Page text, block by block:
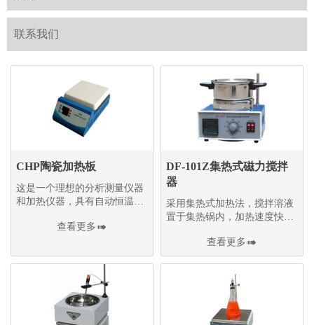
联系我们
CHP陶瓷加热板
这是一个理想的分析测量仪器
和加热仪器，具有自动恒温控
查看更多
DF-101Z集热式磁力搅拌
器
采用集热式加热法，搅拌溶液
置于集热锅内，加热速度快，
高了搅拌效率查看更多